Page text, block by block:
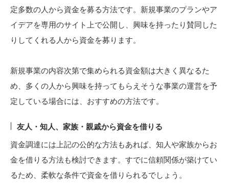
定多数の人から資金を募る方法です。新規事業のプランやア
イデアを専用のサイト上で公開し、興味を持ったり賛同した
りしてくれる人から資金を募ります。
新規事業の内容次第で集められる資金額は大きく異なるた
め、多くの人から興味を持ってもらえそうな事業の運営を予
定している場合には、おすすめの方法です。
友人・知人、家族・親戚から資金を借りる
資金調達には上記の公的な方法もあれば、知人や家族からお
金を借りる方法も検討できます。すでに信頼関係が築けてい
るため、柔軟な条件で資金を借りられるでしょう。